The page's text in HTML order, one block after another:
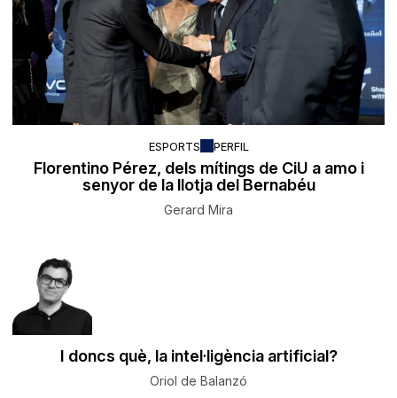
ESPORTS PERFIL
Florentino Pérez, dels mítings de CiU a amo i
senyor de la llotja del Bernabéu
Gerard Mira
I doncs què, la intel·ligència artificial?
Oriol de Balanzó